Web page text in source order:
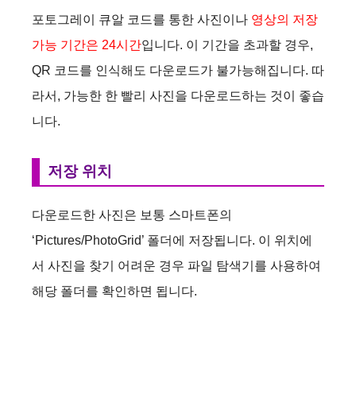
포토그레이 큐알 코드를 통한 사진이나 영상의 저장
가능 기간은 24시간입니다. 이 기간을 초과할 경우,
QR 코드를 인식해도 다운로드가 불가능해집니다. 따
라서, 가능한 한 빨리 사진을 다운로드하는 것이 좋습
니다.
저장 위치
다운로드한 사진은 보통 스마트폰의
‘Pictures/PhotoGrid’ 폴더에 저장됩니다. 이 위치에
서 사진을 찾기 어려운 경우 파일 탐색기를 사용하여
해당 폴더를 확인하면 됩니다.